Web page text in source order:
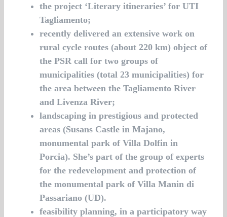
the project ‘Literary itineraries’ for UTI
Tagliamento;
recently delivered an extensive work on
rural cycle routes (about 220 km) object of
the PSR call for two groups of
municipalities (total 23 municipalities) for
the area between the Tagliamento River
and Livenza River;
landscaping in prestigious and protected
areas (Susans Castle in Majano,
monumental park of Villa Dolfin in
Porcia). She’s part of the group of experts
for the redevelopment and protection of
the monumental park of Villa Manin di
Passariano (UD).
feasibility planning, in a participatory way